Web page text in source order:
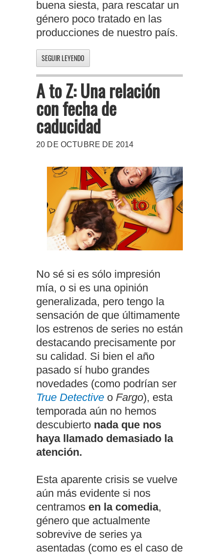
buena siesta, para rescatar un
género poco tratado en las
producciones de nuestro país.
SEGUIR LEYENDO
A to Z: Una relación
con fecha de
caducidad
20 DE OCTUBRE DE 2014
No sé si es sólo impresión
mía, o si es una opinión
generalizada, pero tengo la
sensación de que últimamente
los estrenos de series no están
destacando precisamente por
su calidad. Si bien el año
pasado sí hubo grandes
novedades (como podrían ser
True Detective o Fargo), esta
temporada aún no hemos
descubierto nada que nos
haya llamado demasiado la
atención.
Esta aparente crisis se vuelve
aún más evidente si nos
centramos en la comedia,
género que actualmente
sobrevive de series ya
asentadas (como es el caso de